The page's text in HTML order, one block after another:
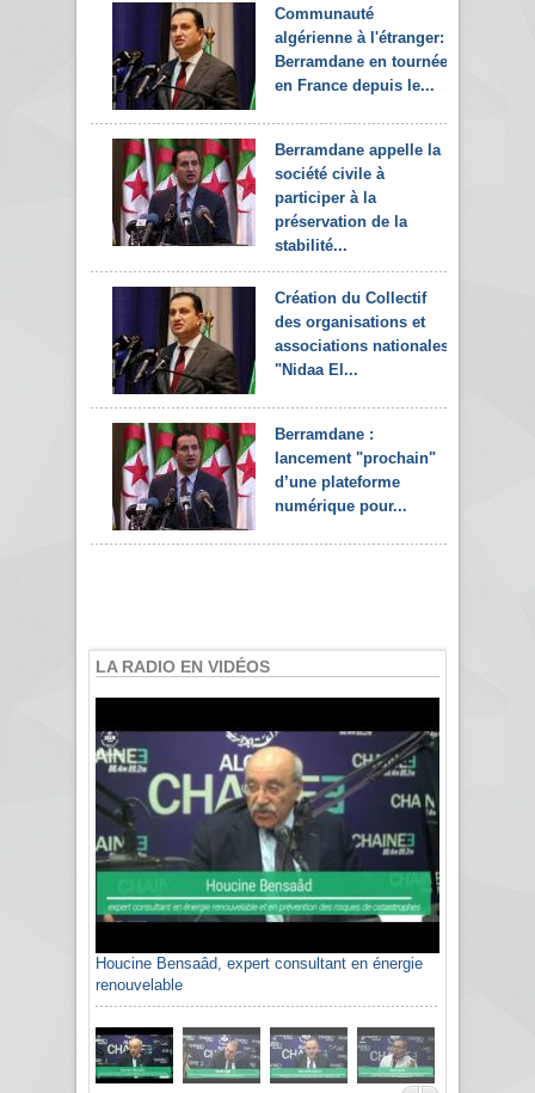
Communauté
algérienne à l'étranger:
Berramdane en tournée
en France depuis le...
Berramdane appelle la
société civile à
participer à la
préservation de la
stabilité...
Création du Collectif
des organisations et
associations nationales
"Nidaa El...
Berramdane :
lancement "prochain"
d’une plateforme
numérique pour...
LA RADIO EN VIDÉOS
Houcine Bensaâd, expert consultant en énergie
renouvelable